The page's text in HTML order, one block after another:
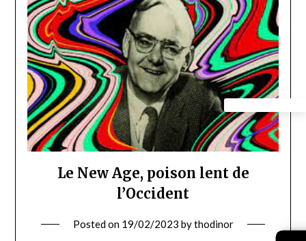
Le New Age, poison lent de
l’Occident
Posted on 19/02/2023 bythodinor